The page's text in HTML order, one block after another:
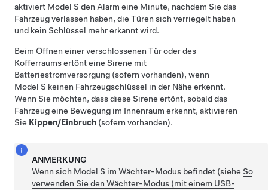
aktiviert Model S den Alarm eine Minute, nachdem Sie das
Fahrzeug verlassen haben, die Türen sich verriegelt haben
und kein Schlüssel mehr erkannt wird.
Beim Öffnen einer verschlossenen Tür oder des
Kofferraums ertönt eine Sirene mit
Batteriestromversorgung (sofern vorhanden), wenn
Model S keinen Fahrzeugschlüssel in der Nähe erkennt.
Wenn Sie möchten, dass diese Sirene ertönt, sobald das
Fahrzeug eine Bewegung im Innenraum erkennt, aktivieren
Sie Kippen/Einbruch (sofern vorhanden).
ANMERKUNG
Wenn sich Model S im Wächter-Modus befindet (sieheSo
verwenden Sie den Wächter-Modus (mit einem USB-